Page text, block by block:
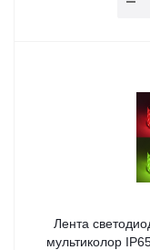
Лента
мультиколор